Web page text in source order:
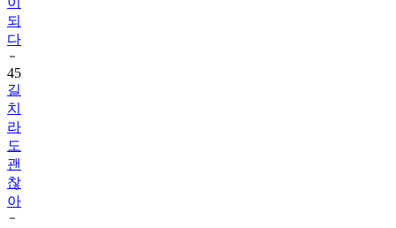
다
45
길
치
라
도
괜
찮
아
46
손